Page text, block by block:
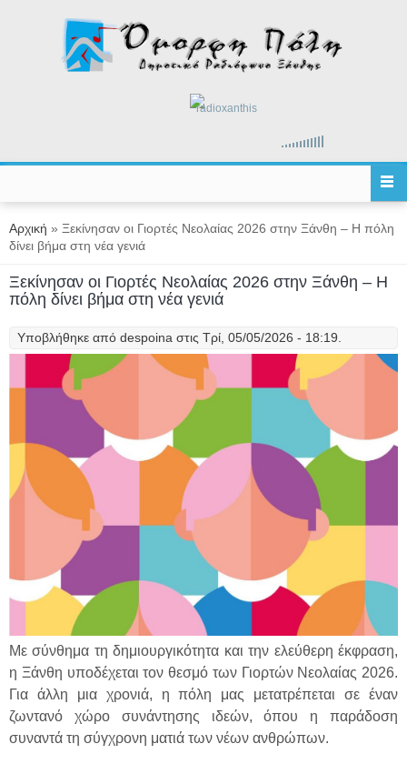
radioxanthis
Είστε εδώ
Αρχική » Ξεκίνησαν οι Γιορτές Νεολαίας 2026 στην Ξάνθη – Η πόλη
δίνει βήμα στη νέα γενιά
Ξεκίνησαν οι Γιορτές Νεολαίας 2026 στην Ξάνθη – Η
πόλη δίνει βήμα στη νέα γενιά
Υποβλήθηκε από despoina στις Τρί, 05/05/2026 - 18:19.
Με σύνθημα τη δημιουργικότητα και την ελεύθερη έκφραση,
η Ξάνθη υποδέχεται τον θεσμό των Γιορτών Νεολαίας 2026.
Για άλλη μια χρονιά, η πόλη μας μετατρέπεται σε έναν
ζωντανό χώρο συνάντησης ιδεών, όπου η παράδοση
συναντά τη σύγχρονη ματιά των νέων ανθρώπων.